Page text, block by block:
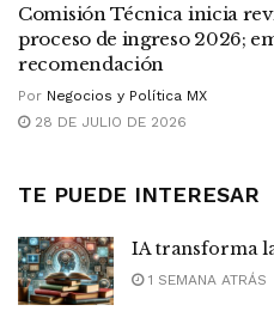
Comisión Técnica inicia
proceso de ingreso 2026;
recomendación
Por Negocios y Política MX
28 DE JULIO DE 2026
TE PUEDE INTERESAR
IA transforma
1 SEMANA ATRÁS